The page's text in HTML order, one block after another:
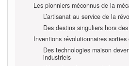
Les pionniers méconnus de la
L’artisanat au service de la
Des destins singuliers hors
Inventions révolutionnaires sorties
Des technologies maison
industriels